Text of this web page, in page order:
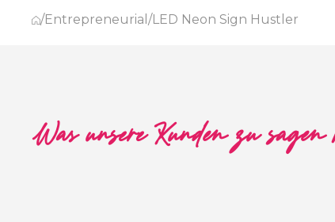
/Entrepreneurial /LED Neon Sign Hustler
Was unsere Kunden zu sagen